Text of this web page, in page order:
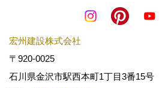
宏州建設株式会社
〒920-0025
石川県金沢市駅西本町1丁目3番15号